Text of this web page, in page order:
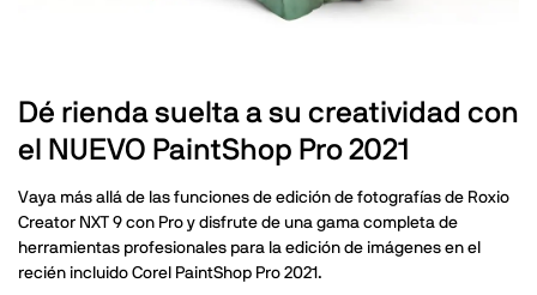
Dé rienda suelta a su creatividad con
el NUEVO PaintShop Pro 2021
Vaya más allá de las funciones de edición de fotografías de Roxio
Creator NXT 9 con Pro y disfrute de una gama completa de
herramientas profesionales para la edición de imágenes en el
recién incluido Corel PaintShop Pro 2021.